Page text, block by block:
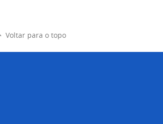
Voltar para o topo